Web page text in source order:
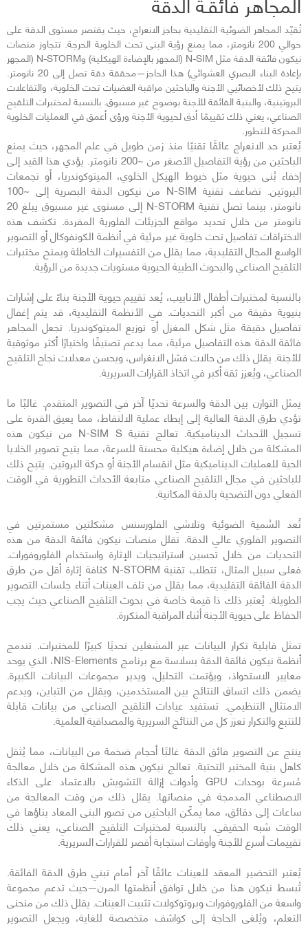
تُقيّد المجاهر الضوئية التقليدية بحاجز الانعراج، حيث يقتصر مستوى الدقة على
حوالي 200 نانومتر، مما يمنع رؤية البنى تحت الخلوية الحرجة. تتجاوز منصات
نيكون فائقة الدقة مثل N-SIM (المجهر بالإضاءة الهيكلية) وN-STORM (المجهر
بإعادة البناء البصري العشوائي) هذا الحاجز—محققة دقة تصل إلى 20 نانومتر.
يتيح ذلك لأخصائيي الأجنة والباحثين مراقبة العضيات تحت الخلوية، والتفاعلات
البروتينية، والبنية الفائقة للأجنة بوضوح غير مسبوق. بالنسبة لمختبرات التلقيح
الصناعي، يعني ذلك تقييمًا أدق لحيوية الأجنة ورؤى أعمق في العمليات الخلوية
المحركة للتطور.
يُعتبر حد الانعراج عائقًا تقنيًا منذ زمن طويل في علم المجهر، حيث يمنع
الباحثين من رؤية التفاصيل الأصغر من ~200 نانومتر. يؤدي هذا القيد إلى
إخفاء بُنى حيوية مثل خيوط الهيكل الخلوي، الميتوكوندريا، أو تجمعات
البروتين. تضاعف تقنية N-SIM من نيكون الدقة البصرية إلى ~100
نانومتر، بينما تصل تقنية N-STORM إلى مستوى غير مسبوق يبلغ 20
نانومتر من خلال تحديد مواقع الجزيئات الفلورية المفردة. تكشف هذه
الاختراقات تفاصيل تحت خلوية غير مرئية في أنظمة الكونفوكال أو التصوير
الواسع المجال التقليدية، مما يقلل من التفسيرات الخاطئة ويمنح مختبرات
التلقيح الصناعي والبحوث الطبية الحيوية مستويات جديدة من الرؤية.
بالنسبة لمختبرات أطفال الأنابيب، يُعد تقييم حيوية الأجنة بناءً على إشارات
بنيوية دقيقة من أكبر التحديات. في الأنظمة التقليدية، قد يتم إغفال
تفاصيل دقيقة مثل شكل المغزل أو توزيع الميتوكوندريا. تجعل المجاهر
فائقة الدقة هذه التفاصيل مرئية، مما يدعم تصنيفًا واختيارًا أكثر موثوقية
للأجنة. يقلل ذلك من حالات فشل الانغراس، ويحسن معدلات نجاح التلقيح
الصناعي، ويُعزز ثقة أكبر في اتخاذ القرارات السريرية.
يمثل التوازن بين الدقة والسرعة تحديًا آخر في التصوير المتقدم. غالبًا ما
تؤدي طرق الدقة العالية إلى إبطاء عملية الالتقاط، مما يعيق القدرة على
تسجيل الأحداث الديناميكية. تعالج تقنية N-SIM S من نيكون هذه
المشكلة من خلال إضاءة هيكلية محسنة للسرعة، مما يتيح تصوير الخلايا
الحية للعمليات الديناميكية مثل انقسام الأجنة أو حركة البروتين. يتيح ذلك
للباحثين في مجال التلقيح الصناعي متابعة الأحداث التطورية في الوقت
الفعلي دون التضحية بالدقة المكانية.
تُعد السُمية الضوئية وتلاشي الفلورسنس مشكلتين مستمرتين في
التصوير الفلوري عالي الدقة. تقلل منصات نيكون فائقة الدقة من هذه
التحديات من خلال تحسين استراتيجيات الإثارة واستخدام الفلوروفورات.
فعلى سبيل المثال، تتطلب تقنية N-STORM كثافة إثارة أقل من طرق
الدقة الفائقة التقليدية، مما يقلل من تلف العينات أثناء جلسات التصوير
الطويلة. يُعتبر ذلك ذا قيمة خاصة في بحوث التلقيح الصناعي حيث يجب
الحفاظ على حيوية الأجنة أثناء المراقبة المتكررة.
تمثل قابلية تكرار البيانات عبر المشغلين تحديًا كبيرًا للمختبرات. تندمج
أنظمة نيكون فائقة الدقة بسلاسة مع برنامج NIS-Elements، الذي يوحد
معايير الاستحواذ، ويؤتمت التحليل، ويدير مجموعات البيانات الكبيرة.
يضمن ذلك اتساق النتائج بين المستخدمين، ويقلل من التباين، ويدعم
الامتثال التنظيمي. تستفيد عيادات التلقيح الصناعي من بيانات قابلة
للتتبع والتكرار تعزز كل من النتائج السريرية والمصداقية العلمية.
ينتج عن التصوير فائق الدقة غالبًا أحجام ضخمة من البيانات، مما يُثقل
كاهل بنية المختبر التحتية. تعالج نيكون هذه المشكلة من خلال معالجة
مُسرعة بوحدات GPU وأدوات إزالة التشويش بالاعتماد على الذكاء
الاصطناعي المدمجة في منصاتها. يقلل ذلك من وقت المعالجة من
ساعات إلى دقائق، مما يمكّن الباحثين من تصور البنى المعاد بناؤها في
الوقت شبه الحقيقي. بالنسبة لمختبرات التلقيح الصناعي، يعني ذلك
تقييمات أسرع للأجنة وأوقات استجابة أقصر للقرارات السريرية.
يُعتبر التحضير المعقد للعينات عائقًا آخر أمام تبني طرق الدقة الفائقة.
تُبسط نيكون هذا من خلال توافق أنظمتها المرن—حيث تدعم مجموعة
واسعة من الفلوروفورات وبروتوكولات تثبيت العينات. يقلل ذلك من منحنى
التعلم، ويُلغي الحاجة إلى كواشف متخصصة للغاية، ويجعل التصوير